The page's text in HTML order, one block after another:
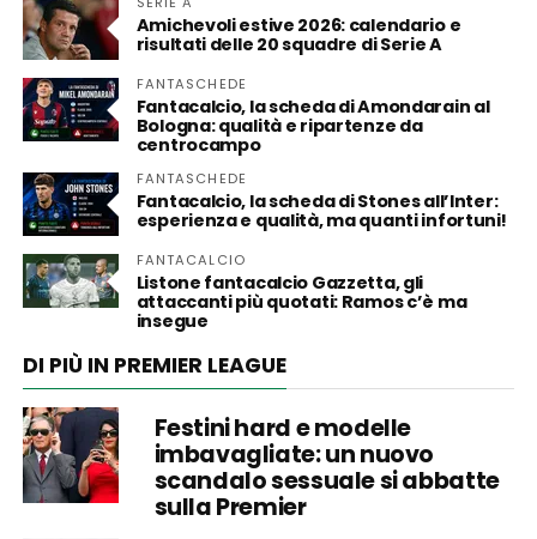
Amichevoli estive 2026: calendario e
risultati delle 20 squadre di Serie A
FANTASCHEDE
Fantacalcio, la scheda di Amondarain al
Bologna: qualità e ripartenze da
centrocampo
FANTASCHEDE
Fantacalcio, la scheda di Stones all’Inter:
esperienza e qualità, ma quanti infortuni!
FANTACALCIO
Listone fantacalcio Gazzetta, gli
attaccanti più quotati: Ramos c’è ma
insegue
DI PIÙ IN PREMIER LEAGUE
Festini hard e modelle
imbavagliate: un nuovo
scandalo sessuale si abbatte
sulla Premier